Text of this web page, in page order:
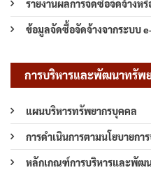
รายงานผลการจัดซื้อจัดจ้างห
ข้อมูลจัดซื้อจัดจ้างจากระบบ
การบริหารและพัฒนาทรัพ
แผนบริหารทรัพยากรบุคคล
การดำเนินการตามนโยบายก
หลักเกณฑ์การบริหารและพัฒ